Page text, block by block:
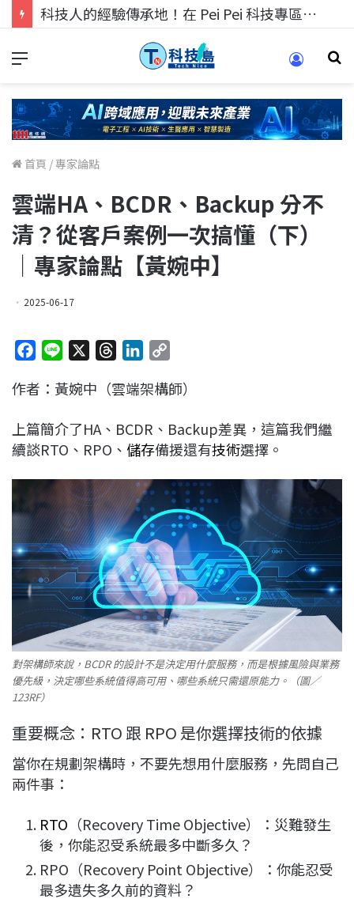
科技人找工作，就到TECH+ 科技專區!
首頁 /專家論點
雲端HA、BCDR、Backup 分不
清？從客戶案例一次搞懂（下）
｜專家論點【黃婉中】
2025-06-17
c
b
o
k
n
r
a
d
n
e
d
n
p
L
i
k
作者：黃婉中（雲端架構師）
上篇簡介了HA、BCDR、Backup差異，這篇我們繼
續談RTO、RPO、 儲存備援還有技術選擇。
對架構師來說，BCDR 的設計不是決定用什麼服務，而是根據風險與業務
優先級，決定哪些系統值得高可用、哪些系統只需還原能力。（圖／
123RF）
重要概念：RTO 跟 RPO 是你選擇技術的依據
當你在規劃架構時，不要先想用什麼服務，先問自己
兩件事：
RTO （Recovery Time Objective）：災難發生
後，你能忍受系統最多中斷多久？
RPO（Recovery Point Objective）：你能忍受
最多遺失多久前的資料？